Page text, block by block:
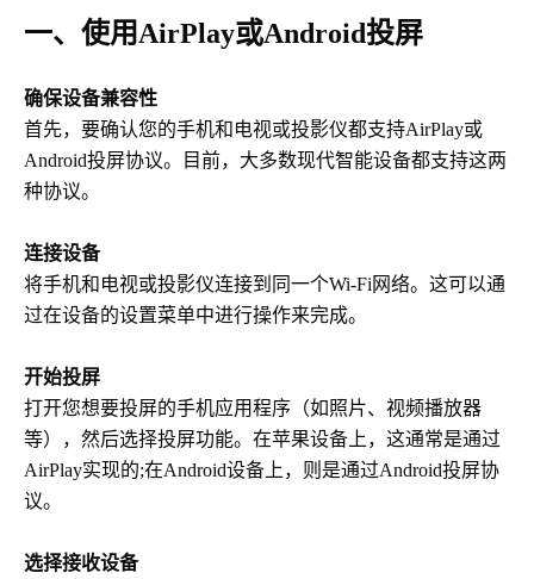
一、使用AirPlay或Android投屏
确保设备兼容性
首先，要确认您的手机和电视或投影仪都支持AirPlay或
Android投屏协议。目前，大多数现代智能设备都支持这两
种协议。
连接设备
将手机和电视或投影仪连接到同一个Wi-Fi网络。这可以通
过在设备的设置菜单中进行操作来完成。
开始投屏
打开您想要投屏的手机应用程序（如照片、视频播放器
等），然后选择投屏功能。在苹果设备上，这通常是通过
AirPlay实现的;在Android设备上，则是通过Android投屏协
议。
选择接收设备